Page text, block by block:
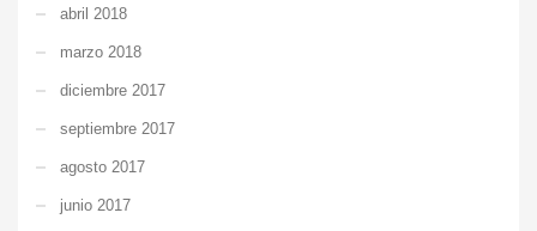
abril 2018
marzo 2018
diciembre 2017
septiembre 2017
agosto 2017
junio 2017